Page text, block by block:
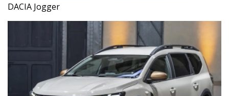
DACIA Jogger